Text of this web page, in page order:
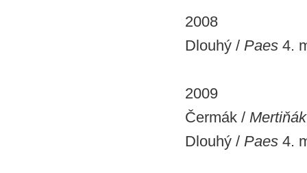
2008
Dlouhý / Paes 4.
2009
Čermák / Mertiňák
Dlouhý / Paes 4.